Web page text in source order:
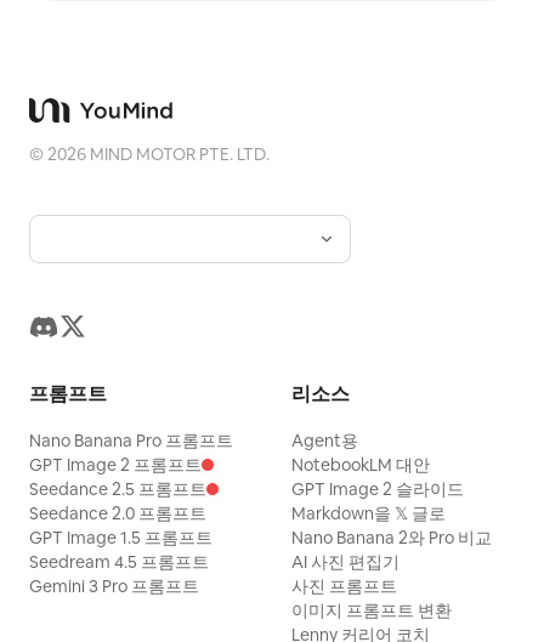
©2026 MIND MOTOR PTE. LTD.
프롬프트
Nano Banana Pro 프롬프트
GPT Image 2 프롬프트
Seedance 2.5 프롬프트
Seedance 2.0 프롬프트
GPT Image 1.5 프롬프트
Seedream 4.5 프롬프트
Gemini 3 Pro 프롬프트
리소스
Agent용
NotebookLM 대안
GPT Image 2 슬라이드
Markdown을 𝕏 글로
Nano Banana 2와 Pro 비교
AI 사진 편집기
사진 프롬프트
이미지 프롬프트 변환
Lenny 커리어 코치